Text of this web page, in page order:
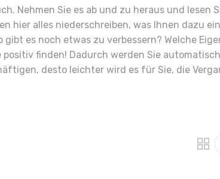
Nehmen Sie es ab und zu heraus und
hier alles niederschreiben, was Ihnen dazu
gibt es noch etwas zu verbessern? Welche
positiv finden! Dadurch werden Sie
desto leichter wird es für Sie, die